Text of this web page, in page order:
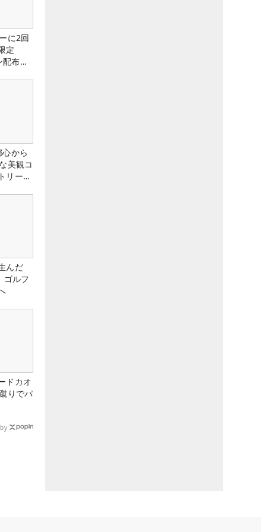
に2回
定
配布
から
美観コ
リー俱
んだ
ゴルフ
ドカオ
りでパ